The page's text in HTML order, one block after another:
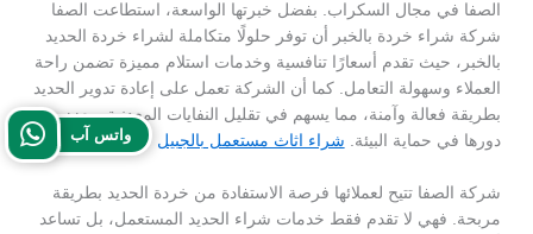
الصفا في مجال السكراب. بفضل خبرتها الواسعة، استطاعت الصفا
شركة شراء خردة بالخبر أن توفر حلولًا متكاملة لشراء خردة الحديد
بالخبر، حيث تقدم أسعارًا تنافسية وخدمات استلام مميزة تضمن راحة
العملاء وسهولة التعامل. كما أن الشركة تعمل على إعادة تدوير الحديد
بطريقة فعالة وآمنة، مما يسهم في تقليل النفايات المعدنية ويعزز من
دورها في حماية البيئة. شراء اثاث مستعمل بالجبيل
شركة الصفا تتيح لعملائها فرصة الاستفادة من خردة الحديد بطريقة
مربحة. فهي لا تقدم فقط خدمات شراء الحديد المستعمل، بل تساعد
واتس آب